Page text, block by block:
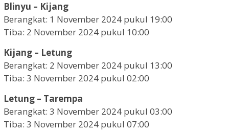
Blinyu – Kijang
Berangkat: 1 November 2024 pukul 19:00
Tiba: 2 November 2024 pukul 10:00
Kijang – Letung
Berangkat: 2 November 2024 pukul 13:00
Tiba: 3 November 2024 pukul 02:00
Letung – Tarempa
Berangkat: 3 November 2024 pukul 03:00
Tiba: 3 November 2024 pukul 07:00